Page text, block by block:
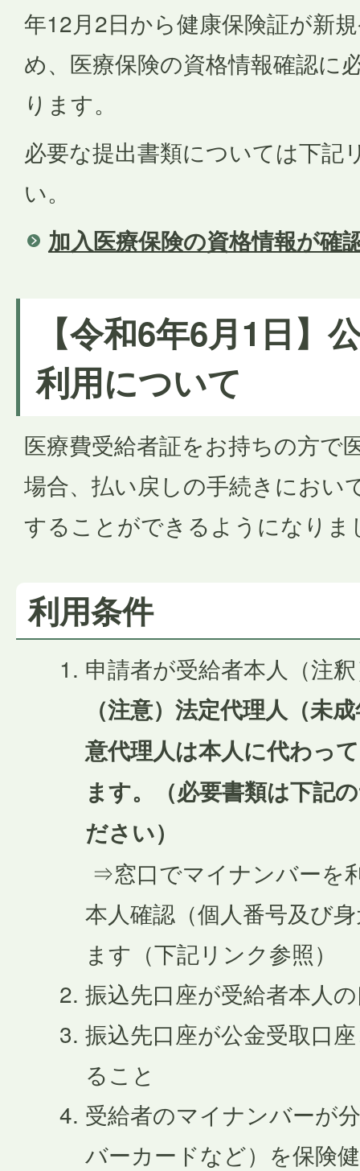
年12月2日から健康保険証が新
め、医療保険の資格情報確認に
ります。
必要な提出書類については下記
い。
加入医療保険の資格情報が確
【令和6年6月1日】
利用について
医療費受給者証をお持ちの方で
場合、払い戻しの手続きにおい
することができるようになりま
利用条件
申請者が受給者本人（注
（注意）法定代理人（未
意代理人は本人に代わっ
ます。（必要書類は下記
ださい）
⇒窓口でマイナンバーを
本人確認（個人番号及び
ます（下記リンク参照）
振込先口座が受給者本人
振込先口座が公金受取口
ること
受給者のマイナンバーが
バーカードなど）を保険